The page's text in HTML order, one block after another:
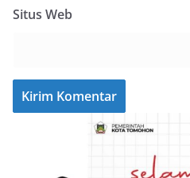
Situs Web